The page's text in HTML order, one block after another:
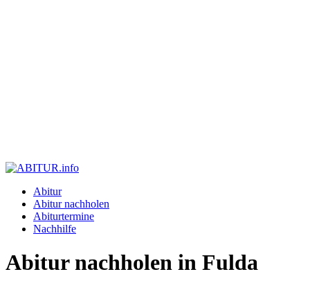
Abitur
Abitur nachholen
Abiturtermine
Nachhilfe
Abitur nachholen in Fulda